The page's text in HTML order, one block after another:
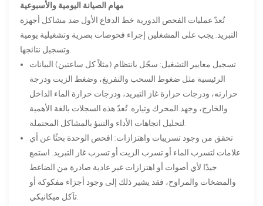
مهام الصيانة اليومية والأسبوعية
تُعدّ عمليات الفحص الدورية خط الدفاع الأول ضد مشاكل أجهزة
التبريد. يجب على المشغلين إجراء فحوصات بصرية وتشغيلية يومية
وتسجيل نتائجها.
تسجيل معايير التشغيل: سجّل بانتظام (مثلاً كل ساعتين) البيانات
الرئيسية مثل ضغوط السحب والتفريغ، وضغط الزيت ودرجة
حرارته، ودرجات حرارة غاز التبريد، ودرجات حرارة الماء الداخل
والخارج، وجهد المحرك وتياره. تُعدّ هذه السجلات بالغة الأهمية
لتحليل اتجاهات الأداء والتنبؤ بالمشاكل المحتملة.
تحقق من وجود تسريبات واهتزازات: افحص الوحدة بحثًا عن أي
علامات لتسرب الماء أو تسرب الزيت أو تسرب غاز التبريد. استمع
جيدًا لأي أصوات أو اهتزازات غير عادية صادرة من الضاغط
والمضخات والمراوح، فقد يشير ذلك إلى وجود أجزاء مفكوكة أو
تآكل ميكانيكي.